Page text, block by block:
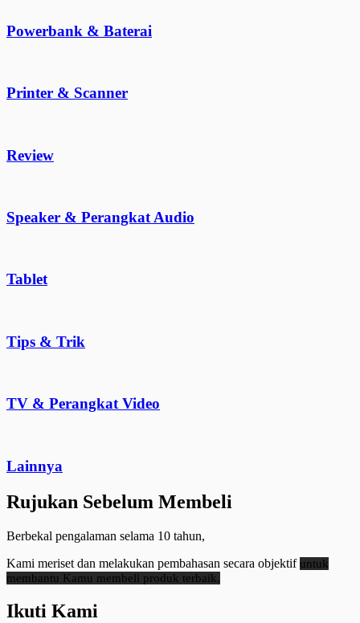
Powerbank & Baterai
Printer & Scanner
Review
Speaker & Perangkat Audio
Tablet
Tips & Trik
TV & Perangkat Video
Lainnya
Rujukan Sebelum Membeli
Berbekal pengalaman selama 10 tahun,
Kami meriset dan melakukan pembahasan secara objektif untuk
membantu Kamu membeli produk terbaik.
Ikuti Kami